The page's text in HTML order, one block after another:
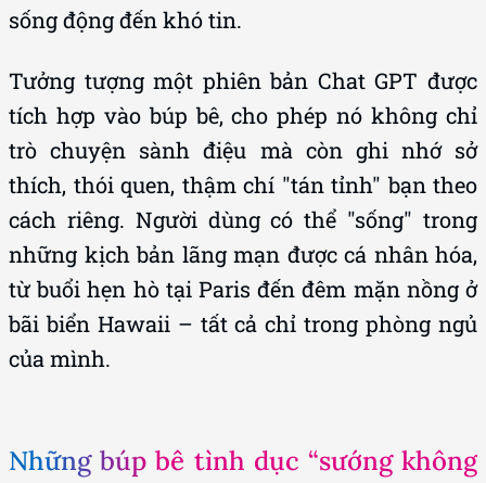
sống động đến khó tin.
Tưởng tượng một phiên bản Chat GPT được
tích hợp vào búp bê, cho phép nó không chỉ
trò chuyện sành điệu mà còn ghi nhớ sở
thích, thói quen, thậm chí "tán tỉnh" bạn theo
cách riêng. Người dùng có thể "sống" trong
những kịch bản lãng mạn được cá nhân hóa,
từ buổi hẹn hò tại Paris đến đêm mặn nồng ở
bãi biển Hawaii – tất cả chỉ trong phòng ngủ
của mình.
Những búp bê tình dục “sướng không